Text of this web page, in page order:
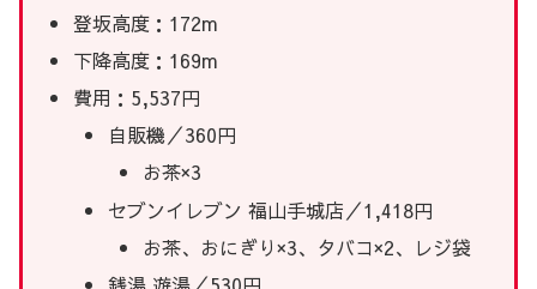
登坂高度：172m
下降高度：169m
費用：5,537円
自販機／360円
お茶×3
セブンイレブン 福山手城店／1,418円
お茶、おにぎり×3、タバコ×2、レジ袋